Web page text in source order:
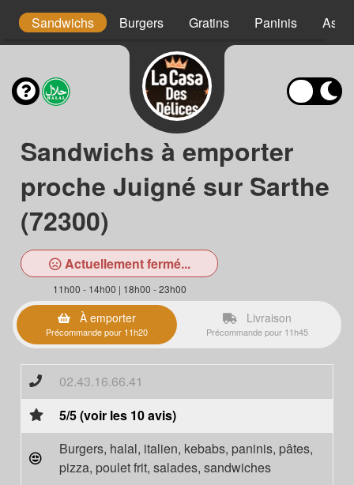
Sandwichs Burgers Gratins Paninis
Sandwichs à emporter
proche Juigné sur Sarthe
(72300)
Actuellement fermé...
11h00 - 14h00 | 18h00 - 23h00
À emporter
Précommande pour 11h20
Livraison
Précommande pour 11h45
02.43.16.66.41
5/5 (voir les 10 avis)
Burgers, halal, italien, kebabs, paninis, pâtes,
pizza, poulet frit, salades, sandwiches